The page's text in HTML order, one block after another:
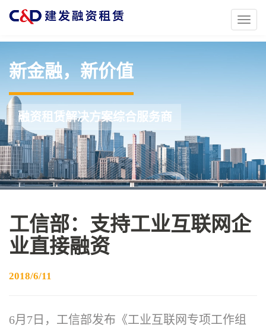
Toggle
新金融，新价值
融资租赁解决方案综合服务商
工信部：支持工业互联网企
业直接融资
2018/6/11
6月7日，工信部发布《工业互联网专项工作组